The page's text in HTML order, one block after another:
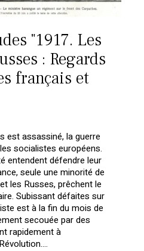
"1917. Les
: Regards
français et
est assassiné, la guerre
socialistes européens.
entendent défendre leur
seule une minorité de
les Russes, prêchent le
Subissant défaites sur
est à la fin du mois de
secouée par des
rapidement à